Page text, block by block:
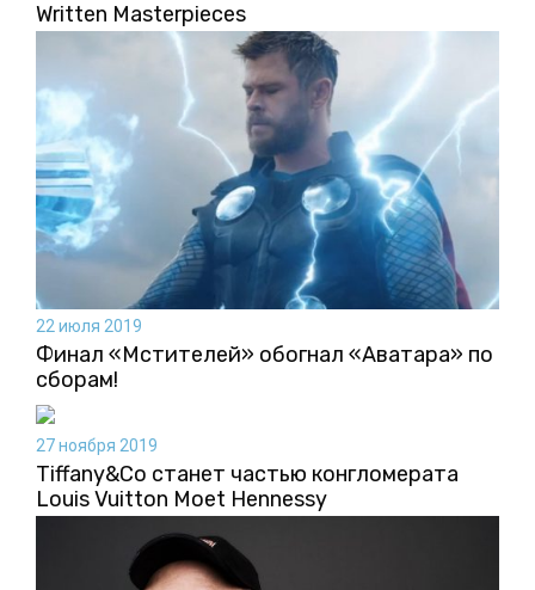
Written Masterpieces
22 июля 2019
Финал «Мстителей» обогнал «Аватара» по
сборам!
27 ноября 2019
Tiffany&Co станет частью конгломерата
Louis Vuitton Moet Hennessy